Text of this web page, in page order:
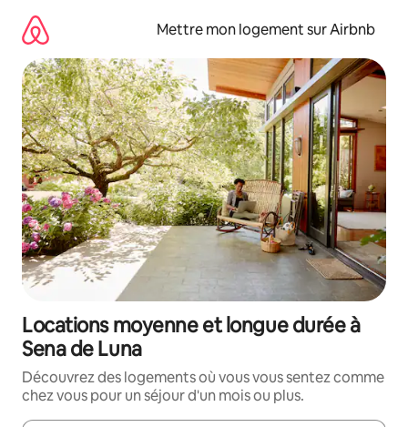
directement
contenu
Mettre mon logement sur Airbnb
Locations moyenne et longue durée à
Sena de Luna
Découvrez des logements où vous vous sentez comme
chez vous pour un séjour d'un mois ou plus.